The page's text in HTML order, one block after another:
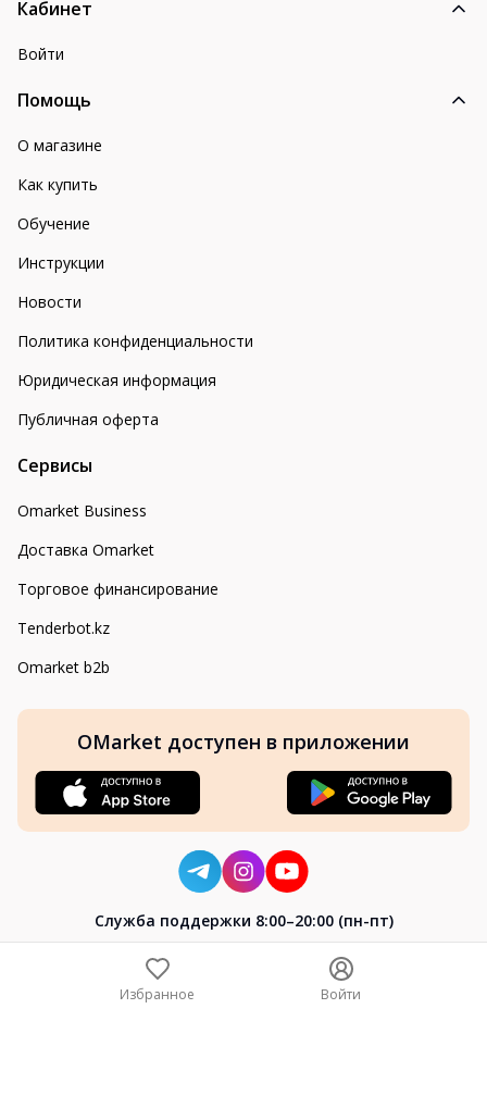
Кабинет
Войти
Помощь
О магазине
Как купить
Обучение
Инструкции
Новости
Политика конфиденциальности
Юридическая информация
Публичная оферта
Сервисы
Omarket Business
Доставка Omarket
Торговое финансирование
Tenderbot.kz
Omarket b2b
OMarket доступен в приложении
Cлужба поддержки 8:00–20:00 (пн-пт)
Избранное Войти